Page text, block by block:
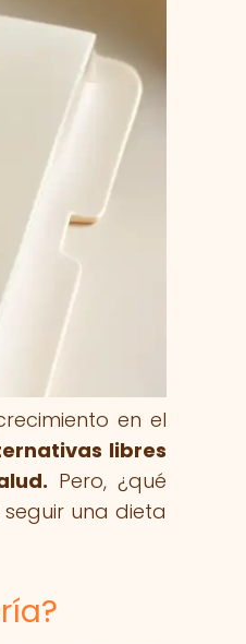
en el
libres
Pero, ¿qué
una dieta